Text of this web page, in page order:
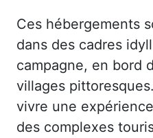
Ces hébergements
dans des cadres
campagne, en bord
villages
vivre une
des complexes